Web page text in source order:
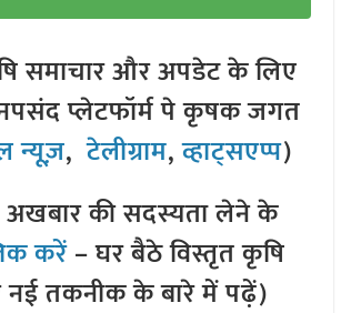
समाचार और अपडेट के लिए
प्लेटफॉर्म पे कृषक जगत
न्यूज़,टेलीग्राम,व्हाट्सएप्प)
की सदस्यता लेने के
करें– घर बैठे विस्तृत कृषि
नई तकनीक के बारे में पढ़ें)